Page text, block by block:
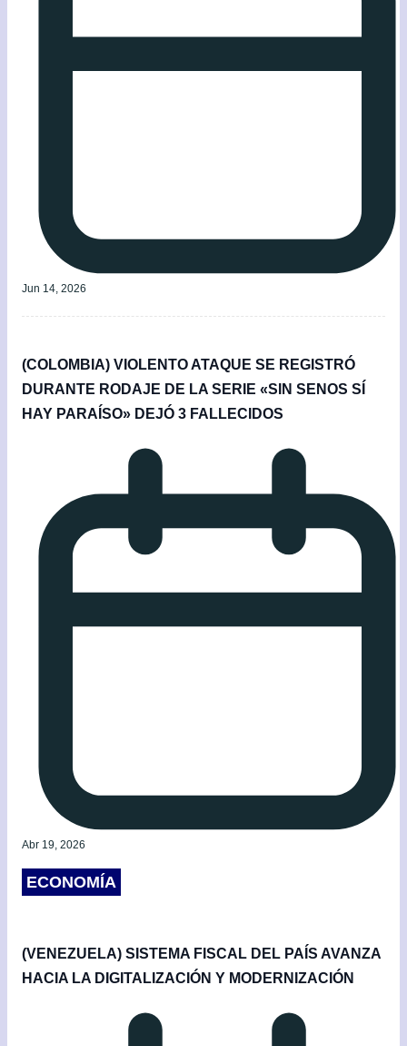
Jun 14, 2026
(COLOMBIA) VIOLENTO ATAQUE SE REGISTRÓ
DURANTE RODAJE DE LA SERIE «SIN SENOS SÍ
HAY PARAÍSO» DEJÓ 3 FALLECIDOS
Abr 19, 2026
ECONOMÍA
(VENEZUELA) SISTEMA FISCAL DEL PAÍS AVANZA
HACIA LA DIGITALIZACIÓN Y MODERNIZACIÓN